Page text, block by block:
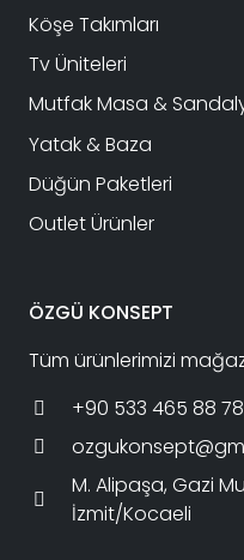
Köşe Takımları
Tv Üniteleri
Mutfak Masa &
Yatak & Baza
Düğün Paketleri
Outlet Ürünler
ÖZGÜ KONSEPT
Tüm ürünlerimizi
+90 533 465 88 78
M. Alipaşa, Gazi
İzmit/Kocaeli